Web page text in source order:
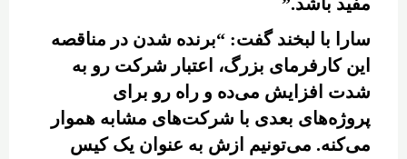
سارا با لبخند گفت: “برنده شدن در مناقصه
این کارفرمای بزرگ، اعتبار شرکت رو به
شدت افزایش می‌ده و راه رو برای
پروژه‌های بعدی با شرکت‌های مشابه هموار
می‌کنه. می‌تونیم ازش به عنوان یک کیس